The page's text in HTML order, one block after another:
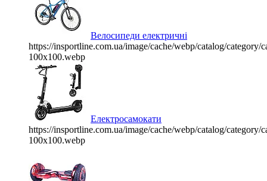
Велосипеди електричні
https://insportline.com.ua/image/cache/webp/catalog/category/
100x100.webp
Електросамокати
https://insportline.com.ua/image/cache/webp/catalog/category/
100x100.webp